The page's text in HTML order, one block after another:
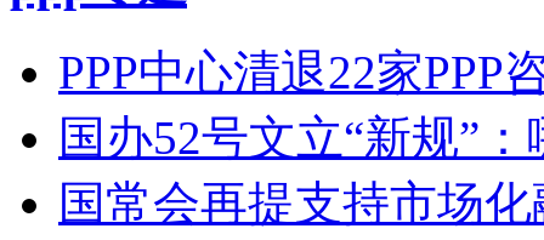
PPP中心清退22家PPP
国办52号文立“新规”
国常会再提支持市场